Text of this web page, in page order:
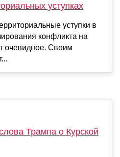
уступках
уступки в
конфликта на
очевидное. Своим
Трампа о Курской